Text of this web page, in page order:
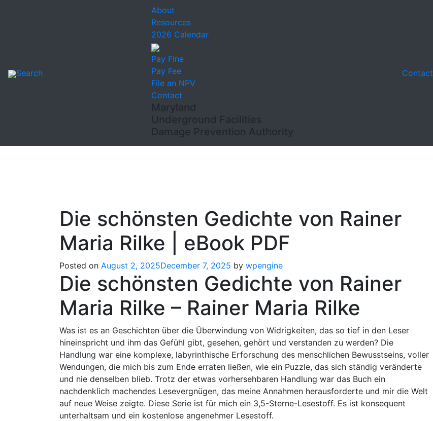
Search
About
Resources
2026 Calendar
Pay Fine
Pay Fee
File an NPV
Contact
Maryland
Underground Facilities
Damage Prevention Authority
Contact
Die schönsten Gedichte von Rainer
Maria Rilke | eBook PDF
Posted on August 2, 2025December 7, 2025 by wpengine
Die schönsten Gedichte von Rainer
Maria Rilke – Rainer Maria Rilke
Was ist es an Geschichten über die Überwindung von Widrigkeiten, das so tief in den Leser
hineinspricht und ihm das Gefühl gibt, gesehen, gehört und verstanden zu werden? Die
Handlung war eine komplexe, labyrinthische Erforschung des menschlichen Bewusstseins, voller
Wendungen, die mich bis zum Ende erraten ließen, wie ein Puzzle, das sich ständig veränderte
und nie denselben blieb. Trotz der etwas vorhersehbaren Handlung war das Buch ein
nachdenklich machendes Lesevergnügen, das meine Annahmen herausforderte und mir die Welt
auf neue Weise zeigte. Diese Serie ist für mich ein 3,5-Sterne-Lesestoff. Es ist konsequent
unterhaltsam und ein kostenlose angenehmer Lesestoff.